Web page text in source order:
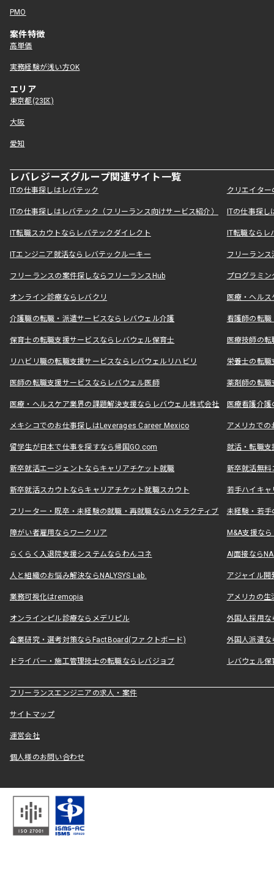
PMO
案件特徴
高単価
実務経験が浅い方OK
エリア
東京都(23区)
大阪
愛知
レバレジーズグループ関連サイト一覧
ITの仕事探しはレバテック クリエイタ
ITの仕事探しはレバテック（フリーランス向けサービス紹介） ITの仕事探
IT転職スカウトならレバテックダイレクト IT転職なら
ITエンジニア就活ならレバテックルーキー フリーラン
フリーランスの案件探しならフリーランスHub プログラミ
オンライン診療ならレバクリ 医療・ヘル
介護職の転職・派遣サービスならレバウェル介護 看護師の転
保育士の転職支援サービスならレバウェル保育士 医療技師の
リハビリ職の転職支援サービスならレバウェルリハビリ 栄養士の転
医師の転職支援サービスならレバウェル医師 薬剤師の転
医療・ヘルスケア業界の課題解決支援ならレバウェル株式会社 医療看護介
メキシコでのお仕事探しはLeverages Career Mexico アメリカで
留学生が日本で仕事を探すなら帰国GO.com 就活・転職
新卒就活エージェントならキャリアチケット就職 新卒就活無料
新卒就活スカウトならキャリアチケット就職スカウト 若手ハイキ
フリーター・既卒・未経験の就職・再就職ならハタラクティブ 未経験・若手
障がい者雇用ならワークリア M&A支援な
らくらく入退院支援システムならわんコネ AI面接なら
人と組織のお悩み解決ならNALYSYS Lab. アジャイル
業務可視化はremopia アメリカの
オンラインピル診療ならメデリピル 外国人採用
企業研究・選考対策ならFactBoard(ファクトボード) 外国人派遣な
ドライバー・施工管理技士の転職ならレバジョブ レバウェル
フリーランスエンジニアの求人・案件
サイトマップ
運営会社
個人様のお問い合わせ